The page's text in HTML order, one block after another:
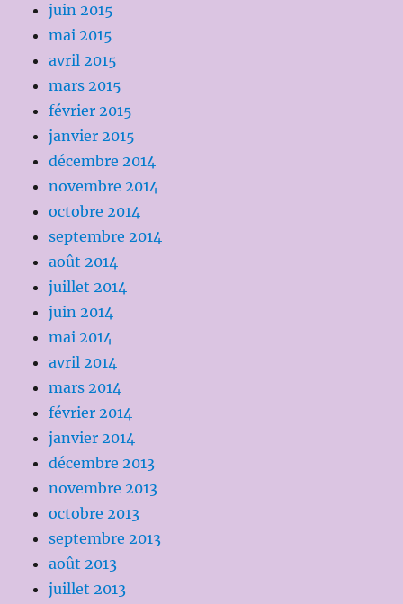
juin 2015
mai 2015
avril 2015
mars 2015
février 2015
janvier 2015
décembre 2014
novembre 2014
octobre 2014
septembre 2014
août 2014
juillet 2014
juin 2014
mai 2014
avril 2014
mars 2014
février 2014
janvier 2014
décembre 2013
novembre 2013
octobre 2013
septembre 2013
août 2013
juillet 2013